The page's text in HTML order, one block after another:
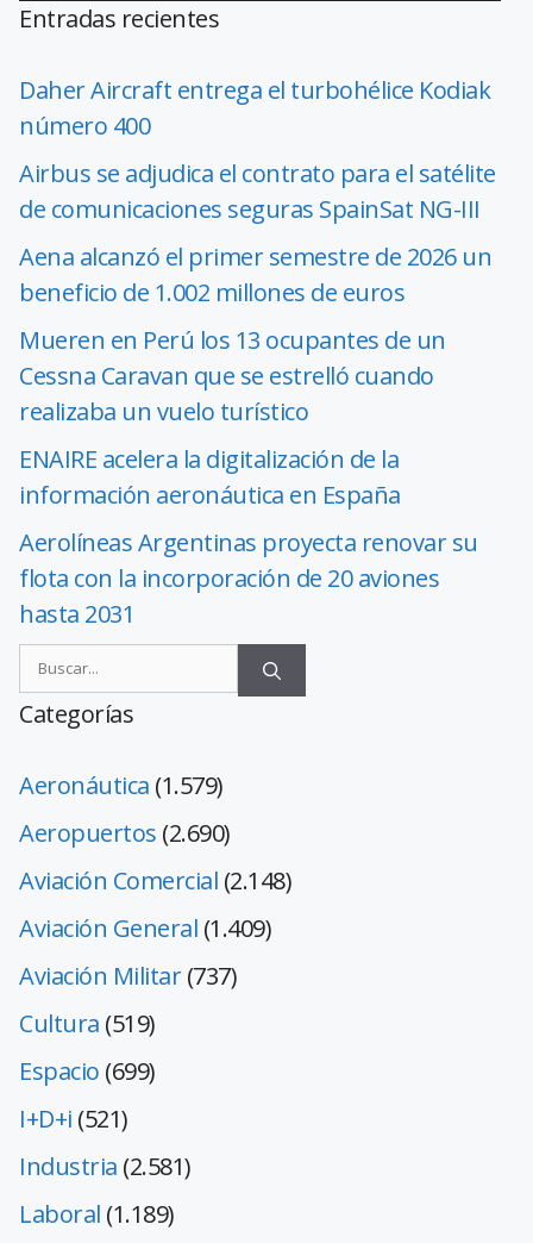
Entradas recientes
Daher Aircraft entrega el turbohélice Kodiak
número 400
Airbus se adjudica el contrato para el satélite
de comunicaciones seguras SpainSat NG-III
Aena alcanzó el primer semestre de 2026 un
beneficio de 1.002 millones de euros
Mueren en Perú los 13 ocupantes de un
Cessna Caravan que se estrelló cuando
realizaba un vuelo turístico
ENAIRE acelera la digitalización de la
información aeronáutica en España
Aerolíneas Argentinas proyecta renovar su
flota con la incorporación de 20 aviones
hasta 2031
Categorías
Aeronáutica (1.579)
Aeropuertos (2.690)
Aviación Comercial (2.148)
Aviación General (1.409)
Aviación Militar(737)
Cultura (519)
Espacio (699)
I+D+i (521)
Industria (2.581)
Laboral (1.189)